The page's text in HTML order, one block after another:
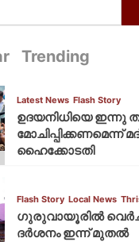
Trending
Latest News Flash Story
ഉദയനിധിയെ ഇന്നു
മോചിപ്പിക്കണമെന്ന്
ഹൈക്കോടതി
Flash Story Local News
ഗുരുവായൂരില്‍
ദര്‍ശനം ഇന്ന് മുതല്‍